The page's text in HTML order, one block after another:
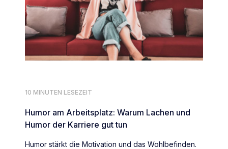
10 MINUTEN LESEZEIT
Humor am Arbeitsplatz: Warum Lachen und
Humor der Karriere gut tun
Humor stärkt die Motivation und das Wohlbefinden.